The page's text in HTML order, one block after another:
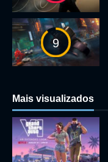
9
Mais visualizados